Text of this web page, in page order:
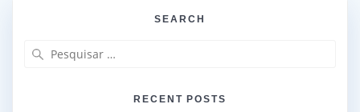
SEARCH
RECENT POSTS